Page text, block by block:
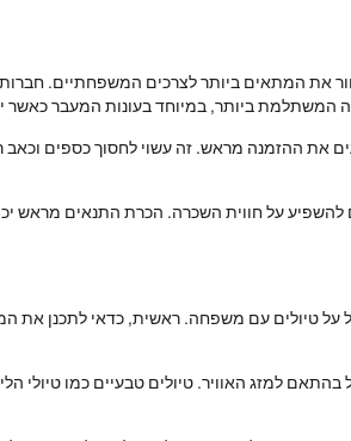
את המתאים ביותר לצרכים המשפחתיים.
המשתלמת ביותר, במיוחד בעונות המעבר כאשר
את ההזמנה מראש. זה עשוי לחסוך כספים
להשפיע על חווית השכרה. הכרת התנאים מראש
טיולים עם משפחה. ראשית, כדאי לתכנן את
למזג האוויר. טיולים טבעיים כמו טיולי